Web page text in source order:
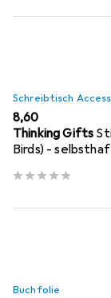
Schreibtisch
EUR
8,60
Thinking Gifts
Birds) -
Buchfolie